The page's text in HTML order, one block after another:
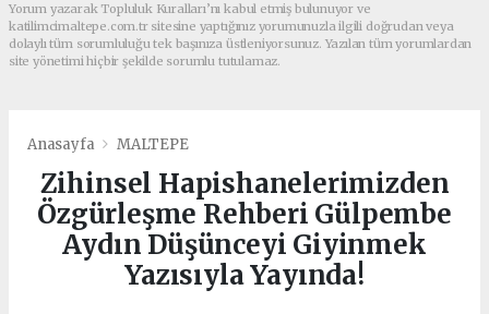
Yorum yazarak Topluluk Kuralları’nı kabul etmiş bulunuyor ve
katilimcimaltepe.com.tr sitesine yaptığınız yorumunuzla ilgili doğrudan veya
dolaylı tüm sorumluluğu tek başınıza üstleniyorsunuz. Yazılan tüm yorumlardan
site yönetimi hiçbir şekilde sorumlu tutulamaz.
Anasayfa MALTEPE
Zihinsel Hapishanelerimizden
Özgürleşme Rehberi Gülpembe
Aydın Düşünceyi Giyinmek
Yazısıyla Yayında!